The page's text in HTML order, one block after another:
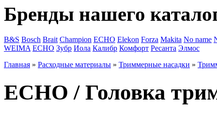
Бренды нашего
B&S Bosch Brait Champion ECHO Elekon Forza Makita No name
WEIMA ЕСНО Зубр Иола Калибр Комфорт Ресанта Элмос
Главная » Расходные материалы » Триммерные насадки »
ECHO / Головка